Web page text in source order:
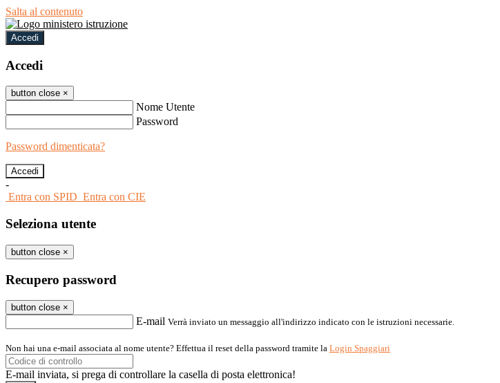
Salta al contenuto
Accedi
Accedi
button close ×
Nome Utente
Password
Password dimenticata?
-
Entra con SPID Entra con CIE
Seleziona utente
button close ×
Recupero password
button close ×
E-mail Verrà inviato un messaggio all'indirizzo indicato con le istruzioni necessarie.
Non hai una e-mail associata al nome utente? Effettua il reset della password tramite la Login Spaggiari
E-mail inviata, si prega di controllare la casella di posta elettronica!